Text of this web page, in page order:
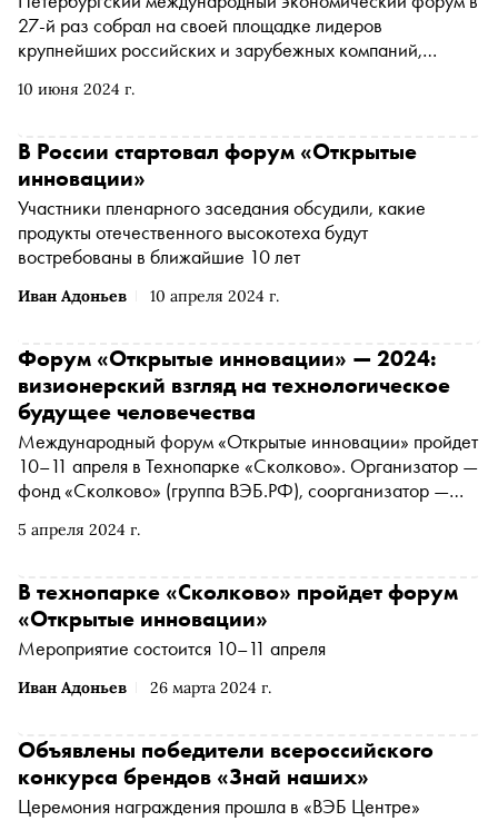
10 июня 2024 г.
27-й раз собрал на своей площадке лидеров
крупнейших российских и зарубежных компаний,
сообщества. 21 800 человек из 139 стран обсудили
сбыта, технологическое лидерство и инвестиции. О
главных итогах форума и подписанных соглашениях — в
материале
Иван Адоньев 10 апреля 2024 г.
В России стартовал форум «Открытые
инновации»
Участники пленарного заседания обсудили, какие
продукты отечественного высокотеха будут
востребованы в ближайшие 10 лет
5 апреля 2024 г.
Форум «Открытые инновации» — 2024:
визионерский взгляд на технологическое
будущее человечества
Международный форум «Открытые инновации» пройдет
10–11 апреля в Технопарке «Сколково». Организатор —
фонд «Сколково» (группа ВЭБ.РФ), соорганизатор —
запланирован визионерский трек, где международные
глобального будущего, а также отдельных отраслей.
Иван Адоньев 26 марта 2024 г.
В технопарке «Сколково» пройдет форум
«Открытые инновации»
Мероприятие состоится 10–11 апреля
Объявлены победители всероссийского
конкурса брендов «Знай наших»
Церемония награждения прошла в «ВЭБ Центре»